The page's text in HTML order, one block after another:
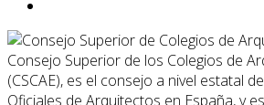
Consejo Superior de los Colegios de
(CSCAE), es el consejo a nivel estatal
Oficiales de Arquitectos en España, y